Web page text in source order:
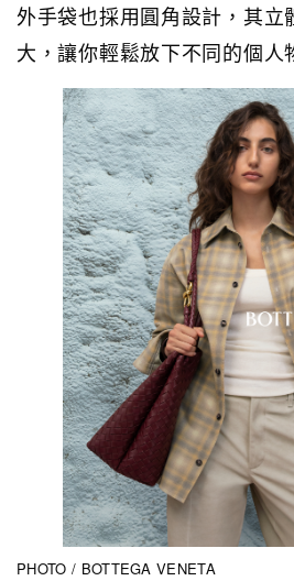
外手袋也採用圓角設計，其立
大，讓你輕鬆放下不同的個人
PHOTO / BOTTEGA VENETA